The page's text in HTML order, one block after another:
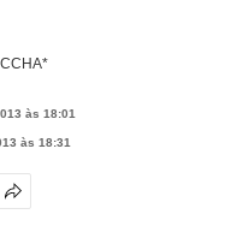
às 18:01
às 18:31